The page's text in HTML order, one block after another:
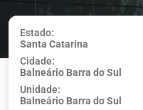
Usar minha
localização
Estado:
Santa Catarina
Cidade:
Balneário Barra do Sul
Unidade:
Balneário Barra do Sul